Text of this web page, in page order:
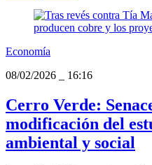
Economía
08/02/2026
16:16
Cerro Verde:
modificación del
ambiental y social